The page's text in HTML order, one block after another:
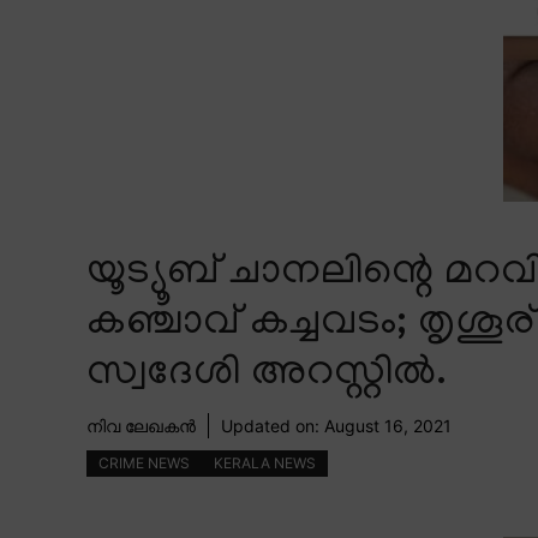
യൂട്യൂബ് ചാനലിന്റെ
കഞ്ചാവ് കച്ചവടം; തൃശൂര്
സ്വദേശി അറസ്റ്റിൽ.
നിവ ലേഖകൻ Updated on: August 16, 2021
CRIME NEWS KERALA NEWS